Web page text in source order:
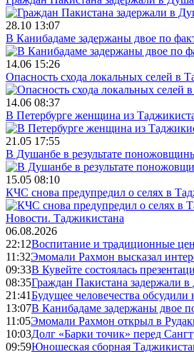
28.10 13:07
В Канибадаме задержаны двое по
14.06 15:26
Опасность схода локальных селей в
14.06 08:37
В Петербурге женщина из
21.05 17:55
В Душанбе в результате
15.05 08:10
КЧС снова предупредил о селях в
Новости. Таджикистана
06.08.2026
22:12Воспитание и традиционные
11:32Эмомали Рахмон высказал
09:33В Кувейте состоялась
08:35Граждан Пакистана задержали
21:41Будущее человечества
13:07В Канибадаме задержаны двое
11:05Эмомали Рахмон открыл в
10:03Долг «Барки точик» перед
09:59Юношеская сборная